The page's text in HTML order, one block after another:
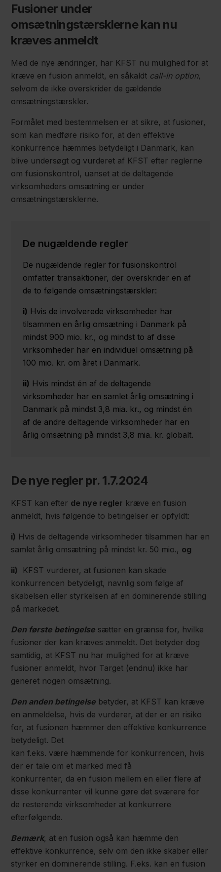
Fusioner under
omsætningstærsklerne kan nu
kræves anmeldt
Med de nye ændringer, har KFST nu mulighed for at
kræve en fusion anmeldt, en såkaldt call-in option,
selvom de ikke overskrider de gældende
omsætningstærskler.
Formålet med bestemmelsen er at sikre, at fusioner,
som kan medføre risiko for, at den effektive
konkurrence hæmmes betydeligt i Danmark, kan
blive undersøgt og vurderet af KFST efter reglerne
om fusionskontrol, uanset at de deltagende
virksomheders omsætning er under
omsætningstærsklerne.
De nugældende regler
De nugældende regler for fusionskontrol
omfatter transaktioner, der overskrider en af
de to følgende omsætningstærskler:
i) Hvis de involverede virksomheder har
tilsammen en årlig omsætning i Danmark på
mindst 900 mio. kr., og mindst to af disse
virksomheder har en individuel omsætning på
100 mio. kr. om året i Danmark.
ii) Hvis mindst én af de deltagende
virksomheder har en samlet årlig omsætning i
Danmark på mindst 3,8 mia. kr., og mindst én
af de andre deltagende virksomheder har en
årlig omsætning på mindst 3,8 mia. kr. globalt.
De nye regler pr. 1.7.2024
KFST kan efter de nye regler kræve en fusion
anmeldt, hvis følgende to betingelser er opfyldt:
i) Hvis de deltagende virksomheder tilsammen har en
samlet årlig omsætning på mindst kr. 50 mio., og
ii)
KFST vurderer, at fusionen kan skade
konkurrencen betydeligt, navnlig som følge af
skabelsen eller styrkelsen af en dominerende stilling
på markedet.
Den første betingelse sætter en grænse for, hvilke
fusioner der kan kræves anmeldt. Det betyder dog
samtidig, at KFST nu har mulighed for at kræve
fusioner anmeldt, hvor Target (endnu) ikke har
generet nogen omsætning.
Den anden betingelse betyder, at KFST kan kræve
en anmeldelse, hvis de vurderer, at der er en risiko
for, at fusionen hæmmer den effektive konkurrence
betydeligt. Det
kan f.eks. være hæmmende for konkurrencen, hvis
der er tale om et marked med få
konkurrenter, da en fusion mellem en eller flere af
disse konkurrenter vil kunne gøre det sværere for
de resterende virksomheder at konkurrere
efterfølgende.
Bemærk, at en fusion også kan hæmme den
effektive konkurrence, selv om den ikke skaber eller
styrker en dominerende stilling. F.eks. kan en fusion